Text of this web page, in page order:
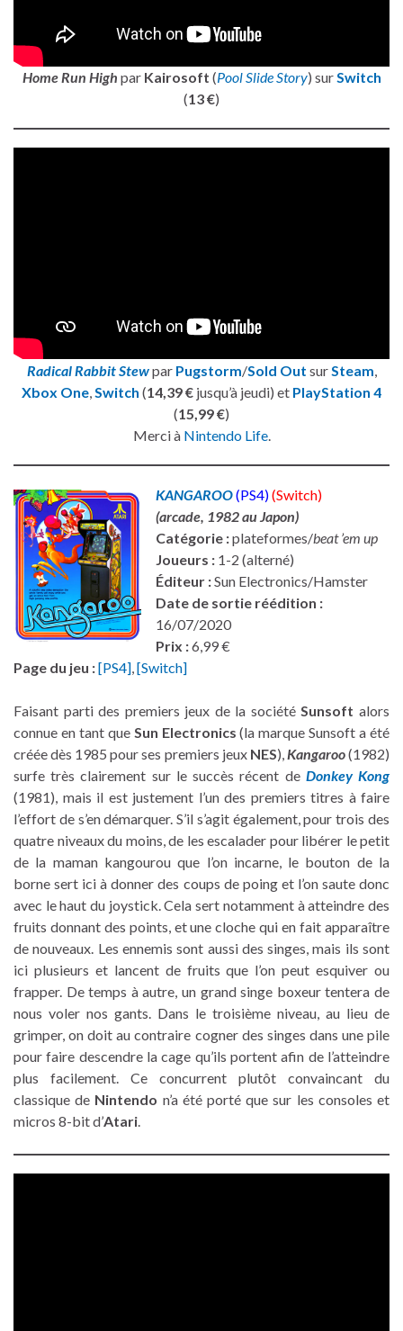
Home Run High par Kairosoft (Pool Slide Story) surSwitch
(13 €)
Radical Rabbit Stewpar Pugstorm/Sold Out sur Steam
Xbox One Switch (14,39 € jusqu’à jeudi) et PlayStation 4
(15,99 €)
Merci à Nintendo Life.
KANGAROO(PS4)(Switch)
(arcade, 1982 au Japon)
Catégorie :plateformes/beat ’em up
Joueurs : 1-2 (alterné)
Éditeur :Sun Electronics/Hamster
Date de sortie réédition :
16/07/2020
Prix :6,99 €
Page du jeu :[PS4] [Switch]
Faisant parti des premiers jeux de la société Sunsoft alors
connue en tant que Sun Electronics (la marque Sunsoft a été
créée dès 1985 pour ses premiers jeux NES), Kangaroo(1982)
surfe très clairement sur le succès récent de Donkey Kong
(1981), mais il est justement l’un des premiers titres à faire
l’effort de s’en démarquer. S’il s’agit également, pour trois des
quatre niveaux du moins, de les escalader pour libérer le petit
de la maman kangourou que l’on incarne, le bouton de la
borne sert ici à donner des coups de poing et l’on saute donc
avec le haut du joystick. Cela sert notamment à atteindre des
fruits donnant des points, et une cloche qui en fait apparaître
de nouveaux. Les ennemis sont aussi des singes, mais ils sont
ici plusieurs et lancent de fruits que l’on peut esquiver ou
frapper. De temps à autre, un grand singe boxeur tentera de
nous voler nos gants. Dans le troisième niveau, au lieu de
grimper, on doit au contraire cogner des singes dans une pile
pour faire descendre la cage qu’ils portent afin de l’atteindre
plus facilement. Ce concurrent plutôt convaincant du
classique de Nintendo n’a été porté que sur les consoles et
micros 8-bit d’Atari